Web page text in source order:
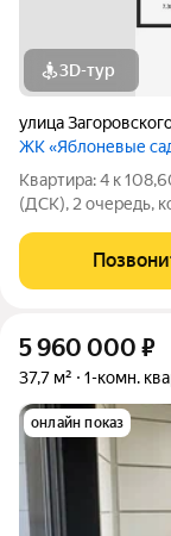
3D-тур
улица
ЖК «Яблоневые
Квартира: 4 к
(ДСК), 2 очередь,
комплекс
и
5 960 000 ₽
37,7 м² 1-комн.
онлайн показ